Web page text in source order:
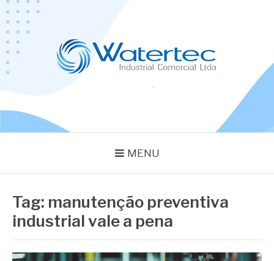
Pular
para
conteúdo
MENU
Tag: manutenção preventiva
industrial vale a pena